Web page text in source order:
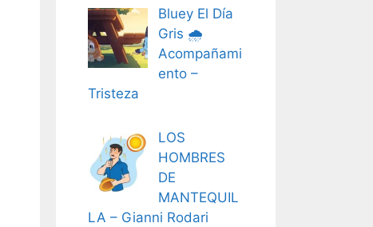
Bluey El Día
Gris 🌧️
Acompañami
ento –
Tristeza
LOS
HOMBRES
DE
MANTEQUIL
LA – Gianni Rodari